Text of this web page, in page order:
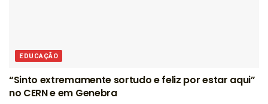
EDUCAÇÃO
“Sinto extremamente sortudo e feliz por estar aqui”
no CERN e em Genebra